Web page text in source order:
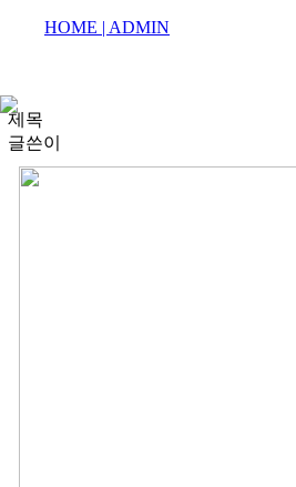
HOME | ADMIN
제목
글쓴이